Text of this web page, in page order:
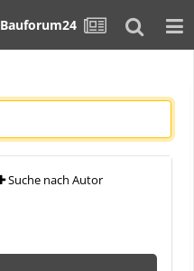
Bauforum24
Suche nach Autor